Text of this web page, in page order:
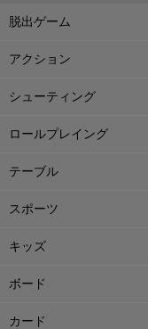
脱出ゲーム
アクション
シューティング
ロールプレイング
テーブル
スポーツ
キッズ
ボード
カード